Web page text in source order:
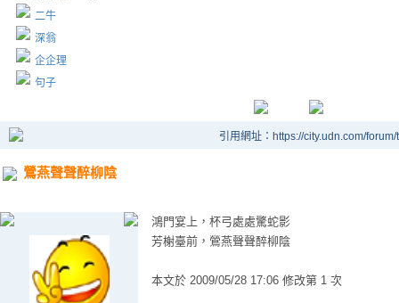
二牛
深翁
企企理
句子
引用網址：https://city.udn.com/
鶯燕聲聲醉柳陰
鴻門宴上，杯弓處處驚蛇影
芳榭臺前，鶯燕聲聲醉柳陰
本文於 2009/05/28 17:06 修改第 1 次